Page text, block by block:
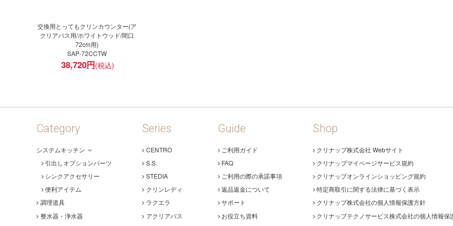
交換用とってもクリンカウンター(ア
クリアバス用/ホワイトウッド/間口
72cm用)
SAP-72CCTW
38,720円
Category
システムキッチン
引出しオプションパーツ
シンクアクセサリー
便利アイテム
調理道具
整水器・浄水器
Series
CENTRO
S.S.
STEDIA
クリンレディ
ラクエラ
アクリアバス
Guide
ご利用ガイド
FAQ
ご利用の際の承諾事項
返品返金について
サポート
お役立ち資料
Shop
クリナップ株式会社 Webサイト
クリナップマイページサービス規約
クリナップオンラインショッピング規約
特定商取引に関する法律に基づく表示
クリナップ株式会社の個人情報保護方針
クリナップテクノサービス株式会社の個人情報保